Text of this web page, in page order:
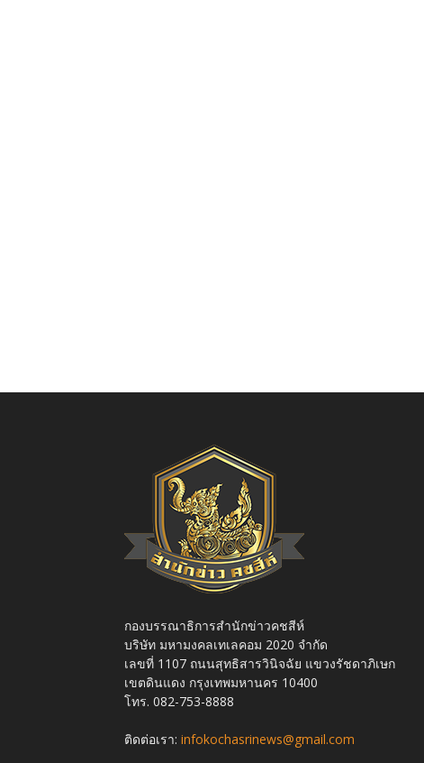
กองบรรณาธิการสำนักข่าวคชสีห์
บริษัท มหามงคลเทเลคอม 2020 จำกัด
เลขที่ 1107 ถนนสุทธิสารวินิจฉัย แขวงรัชดาภิเษก
เขตดินแดง กรุงเทพมหานคร 10400
โทร. 082-753-8888
ติดต่อเรา: infokochasrinews@gmail.com